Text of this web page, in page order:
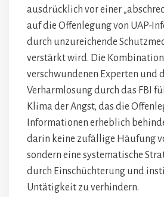
ausdrücklich vor einer
auf die Offenlegung von UAP-
durch unzureichende
verstärkt wird. Die
verschwundenen Experten und
Verharmlosung durch das FBI
Klima der Angst, das die
Informationen erheblich
darin keine zufällige Häufung
sondern eine systematische
durch Einschüchterung und
Untätigkeit zu verhindern.